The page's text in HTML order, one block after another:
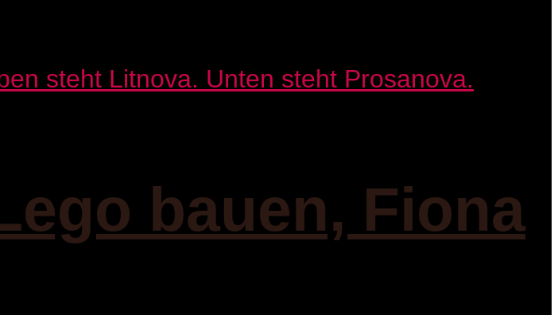
bauen, Fiona